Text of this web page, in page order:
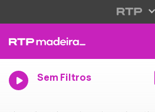
Sem Filtros